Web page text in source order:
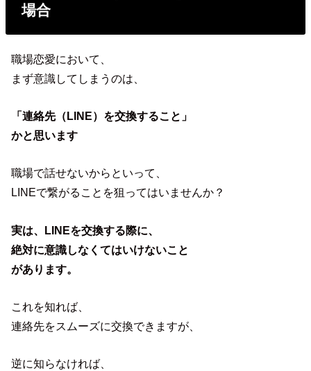
場合
職場恋愛において、
まず意識してしまうのは、
「連絡先（LINE）を交換すること」
かと思います
職場で話せないからといって、
LINEで繋がることを狙ってはいませんか？
実は、LINEを交換する際に、
絶対に意識しなくてはいけないこと
があります。
これを知れば、
連絡先をスムーズに交換できますが、
逆に知らなければ、